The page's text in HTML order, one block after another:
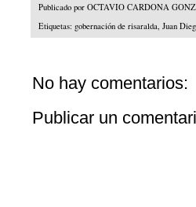
Publicado por OCTAVIO CARDONA
Etiquetas: gobernación de risaralda, Juan
No hay comentarios:
Publicar un